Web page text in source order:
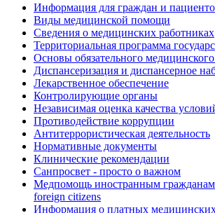
Информация для граждан и
Виды медицинской помощи
Сведения о медицинских работниках
Территориальная программа
Основы обязательного
Диспансеризация и диспансерное
Лекарственное обеспечение
Контролирующие органы
Независимая оценка качества
Противодействие коррупции
Антитеррористическая деятельность
Нормативные документы
Клинические рекомендации
Санпросвет - просто о важном
Медпомощь иностранным гражданам
foreign citizens
Информация о платных